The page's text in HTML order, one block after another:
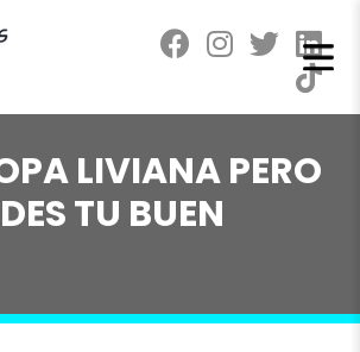
LIVIANA PERO
TU BUEN